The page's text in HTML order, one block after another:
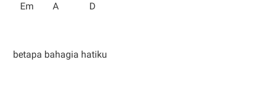
Em A D
betapa bahagia hatiku